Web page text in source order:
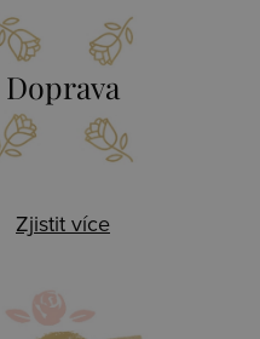
Doprava
Zjistit více